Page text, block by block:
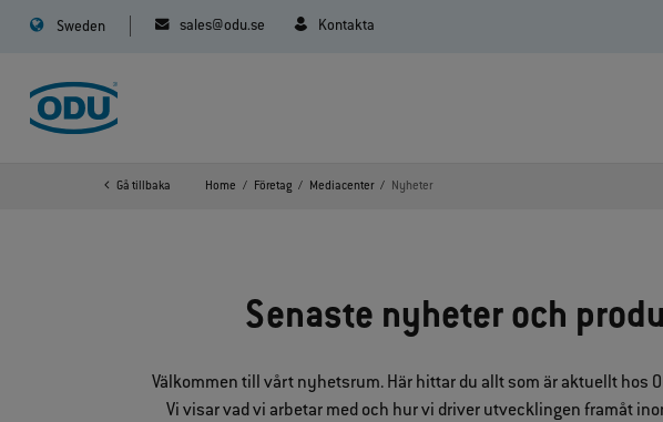
Sweden sales@odu.se Kontakta
Gå tillbaka Home Företag Mediacenter Nyheter
Senaste nyheter och
Välkommen till vårt nyhetsrum. Här hittar du allt som är aktuellt
Vi visar vad vi arbetar med och hur vi driver utvecklingen framåt